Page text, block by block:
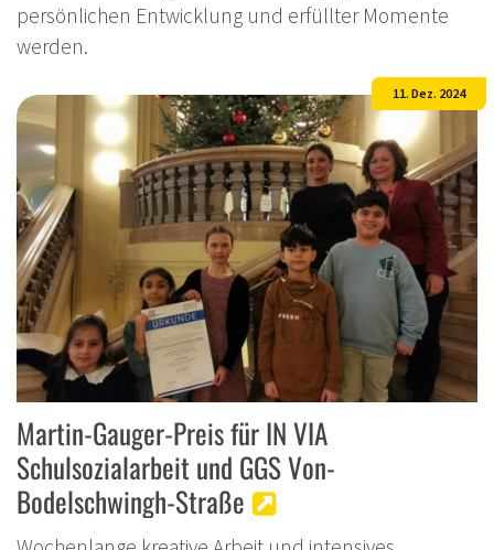
persönlichen Entwicklung und erfüllter Momente
werden.
Martin-Gauger-Preis für IN VIA
Schulsozialarbeit und GGS Von-
Bodelschwingh-Straße
11. Dez. 2024